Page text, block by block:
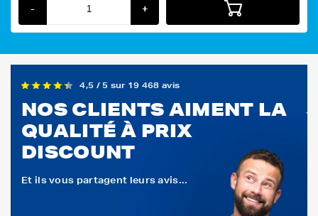
- +
4,5 / 5 sur 19 468 avis
NOS CLIENTS AIMENT LA
QUALITÉ À PRIX
DISCOUNT
Et ils vous partagent leurs avis...